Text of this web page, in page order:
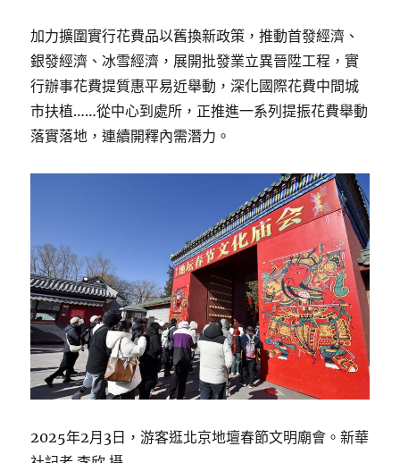
加力擴圍實行花費品以舊換新政策，推動首發經濟、
銀發經濟、冰雪經濟，展開批發業立異晉陞工程，實
行辦事花費提質惠平易近舉動，深化國際花費中間城
市扶植……從中心到處所，正推進一系列提振花費舉動
落實落地，連續開釋內需潛力。
2025年2月3日，游客逛北京地壇春節文明廟會。新華